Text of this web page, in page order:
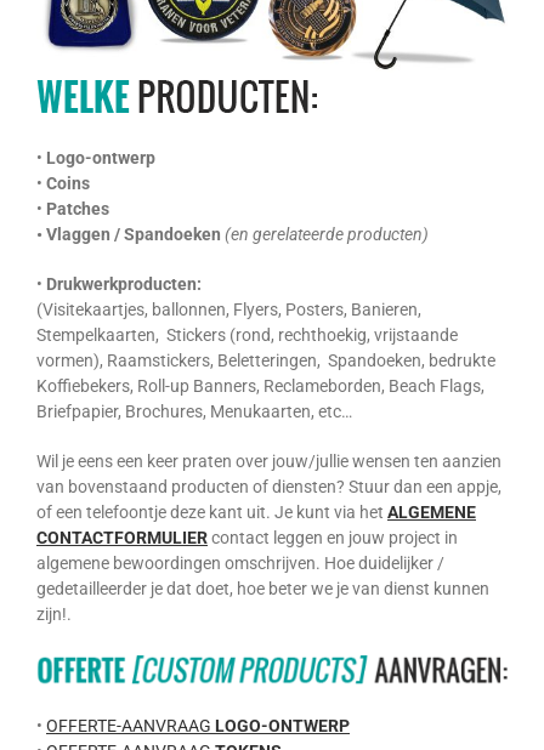
• Logo-ontwerp
• Coins
• Patches
• Vlaggen / Spandoeken (en gerelateerde producten)
• Drukwerkproducten:
(Visitekaartjes, ballonnen, Flyers, Posters, Banieren,
Stempelkaarten, Stickers (rond, rechthoekig, vrijstaande
vormen), Raamstickers, Beletteringen, Spandoeken, bedrukte
Koffiebekers, Roll-up Banners, Reclameborden, Beach Flags,
Briefpapier, Brochures, Menukaarten, etc…
Wil je eens een keer praten over jouw/jullie wensen ten aanzien
van bovenstaand producten of diensten? Stuur dan een appje,
of een telefoontje deze kant uit. Je kunt via het ALGEMENE
CONTACTFORMULIERcontact leggen en jouw project in
algemene bewoordingen omschrijven. Hoe duidelijker /
gedetailleerder je dat doet, hoe beter we je van dienst kunnen
zijn!.
• OFFERTE-AANVRAAG LOGO-ONTWERP